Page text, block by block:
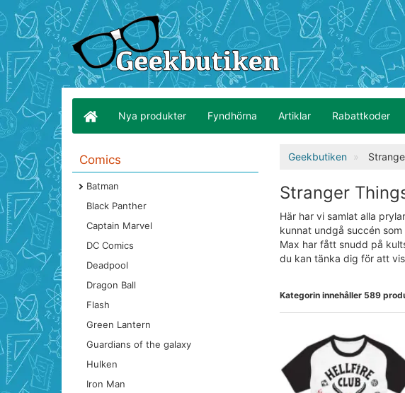
Nya produkter Fyndhörna Artiklar Rabattkoder
Comics
Batman
Black Panther
Captain Marvel
DC Comics
Deadpool
Dragon Ball
Flash
Green Lantern
Guardians of the galaxy
Hulken
Iron Man
Geekbutiken
Stranger
Här har vi samlat alla
kunnat undgå succén
Max har fått snudd på
du kan tänka dig för att
Kategorin innehåller 589